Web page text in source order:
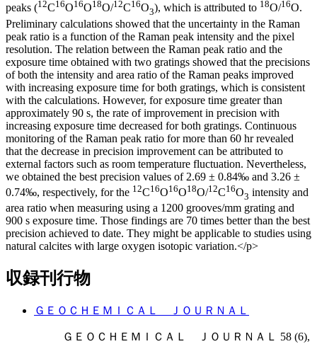
peaks (12C16O16O18O/12C16O3), which is attributed to 18O/16O.
Preliminary calculations showed that the uncertainty in the Raman
peak ratio is a function of the Raman peak intensity and the pixel
resolution. The relation between the Raman peak ratio and the
exposure time obtained with two gratings showed that the precisions
of both the intensity and area ratio of the Raman peaks improved
with increasing exposure time for both gratings, which is consistent
with the calculations. However, for exposure time greater than
approximately 90 s, the rate of improvement in precision with
increasing exposure time decreased for both gratings. Continuous
monitoring of the Raman peak ratio for more than 60 hr revealed
that the decrease in precision improvement can be attributed to
external factors such as room temperature fluctuation. Nevertheless,
we obtained the best precision values of 2.69 ± 0.84‰ and 3.26 ±
0.74‰, respectively, for the 12C16O16O18O/12C16O3 intensity and
area ratio when measuring using a 1200 grooves/mm grating and
900 s exposure time. Those findings are 70 times better than the best
precision achieved to date. They might be applicable to studies using
natural calcites with large oxygen isotopic variation.</p>
収録刊行物
ＧＥＯＣＨＥＭＩＣＡＬ ＪＯＵＲＮＡＬ
ＧＥＯＣＨＥＭＩＣＡＬ ＪＯＵＲＮＡＬ 58 (6),